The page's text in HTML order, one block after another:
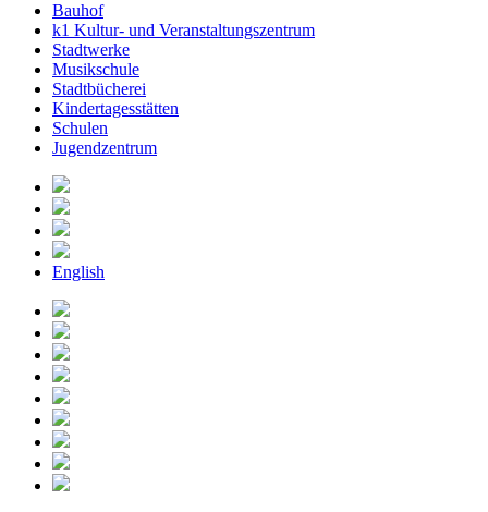
Bauhof
k1 Kultur- und Veranstaltungszentrum
Stadtwerke
Musikschule
Stadtbücherei
Kindertagesstätten
Schulen
Jugendzentrum
English